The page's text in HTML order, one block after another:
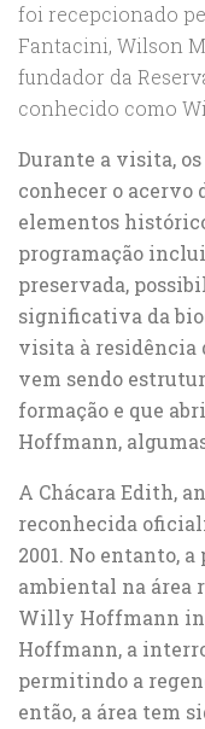
foi recepcionado
Fantacini, Wilson
fundador da
conhecido como
Durante a visita,
conhecer o
elementos
programação
preservada,
significativa da
visita à residência
vem sendo
formação e que
Hoffmann,
A Chácara Edith,
reconhecida
2001. No entanto,
ambiental na área
Willy Hoffmann
Hoffmann, a
permitindo a
então, a área tem